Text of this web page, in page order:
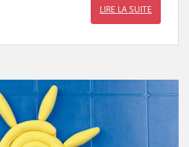
LIRE LA SUITE